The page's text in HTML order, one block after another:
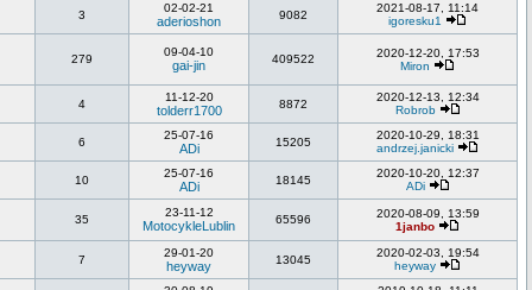
3
02-02-21
aderioshon 9082
2021-08-17, 11:14
igoresku1
279
09-04-10
gai-jin 409522
2020-12-20, 17:53
Miron
4
11-12-20
tolderr1700 8872
2020-12-13, 12:34
Robrob
6
25-07-16
ADi 15205
2020-10-29, 18:31
andrzej.janicki
10
25-07-16
ADi 18145
2020-10-20, 12:37
ADi
35
23-11-12
MotocykleLublin 65596
2020-08-09, 13:59
1janbo
7
29-01-20
heyway 13045
2020-02-03, 19:54
heyway